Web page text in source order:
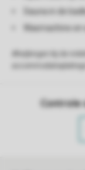
Sauna in de
Wasmachine